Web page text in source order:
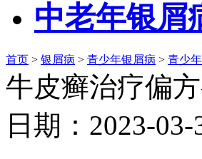
中老年银屑
首页 > 银屑病 > 青少年银屑病 > 青少
牛皮癣治疗偏
日期：2023-